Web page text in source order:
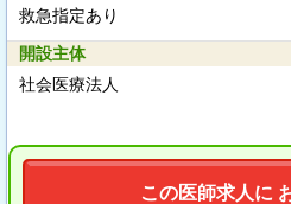
救急指定あり
開設主体
社会医療法人
この医師求人に